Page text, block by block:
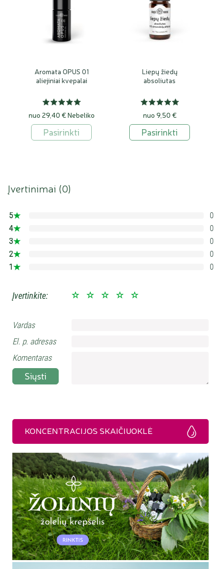
Aromata OPUS 01
aliejiniai kvepalai
nuo 29,40 €Nebeliko
Pasirinkti
Liepų žiedų
absoliutas
nuo 9,50 €
Pasirinkti
Įvertinimai (0)
5
4
3
2
1
0
0
0
0
0
Įvertinkite:
Vardas
El. p. adresas
Komentaras
Siųsti
KONCENTRACIJOS SKAIČIUOKLĖ